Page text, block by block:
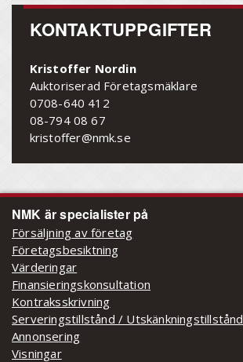
KONTAKTUPPGIFTER
Kristoffer Nordin
Auktoriserad Företagsmäklare
0708-640 412
08-794 08 67
kristoffer@nmk.se
NMK är specialister på
Försäljning av företag
Företagsbesiktning
Värderingar
Finansieringskonsultation
Kontraksskrivning
Serveringstillstånd / Utskänkningstillstånd
Annonsering
Visningar